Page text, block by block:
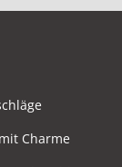
Charme